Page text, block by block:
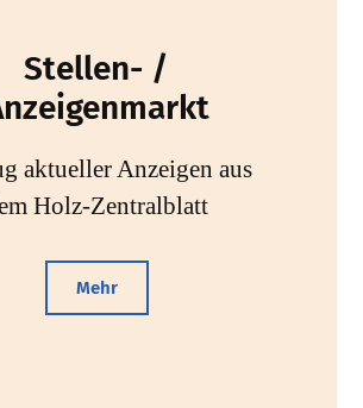
Stellen- /
aktueller Anzeigen aus
Holz-Zentralblatt
Mehr